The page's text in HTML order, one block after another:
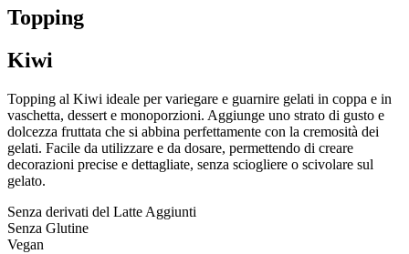
Topping
Kiwi
Topping al Kiwi ideale per variegare e guarnire gelati in coppa e in
vaschetta, dessert e monoporzioni. Aggiunge uno strato di gusto e
dolcezza fruttata che si abbina perfettamente con la cremosità dei
gelati. Facile da utilizzare e da dosare, permettendo di creare
decorazioni precise e dettagliate, senza sciogliere o scivolare sul
gelato.
Senza derivati del Latte Aggiunti
Senza Glutine
Vegan